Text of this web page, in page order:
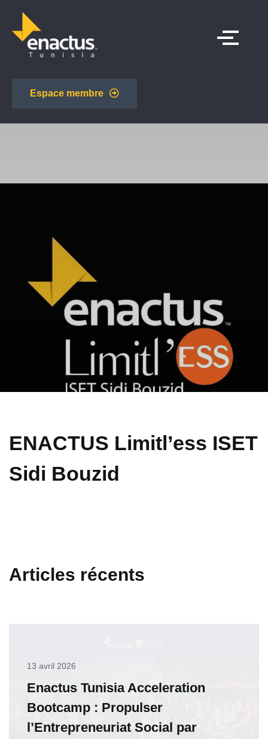
Espace membre
ENACTUS Limitl’ess ISET
Sidi Bouzid
Articles récents
13 avril 2026
Enactus Tunisia Acceleration
Bootcamp : Propulser
l’Entrepreneuriat Social par